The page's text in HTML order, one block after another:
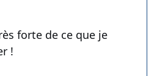
forte de ce que je
!